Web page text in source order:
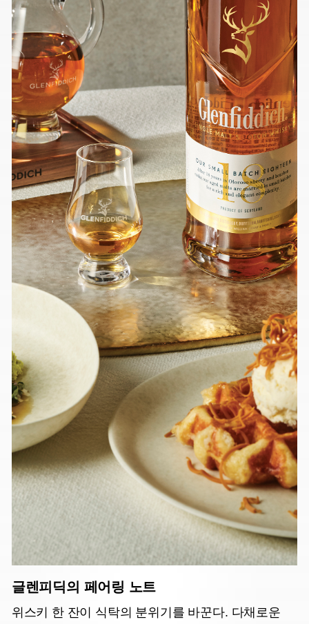
글렌피딕의 페어링 노트
위스키 한 잔이 식탁의 분위기를 바꾼다. 다채로운